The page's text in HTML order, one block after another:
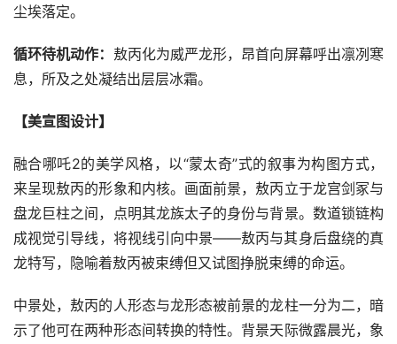
尘埃落定。
循环待机动作： 敖丙化为威严龙形，昂首向屏幕呼出凛冽寒
息，所及之处凝结出层层冰霜。
【美宣图设计】
融合哪吒2的美学风格，以“蒙太奇”式的叙事为构图方式，
来呈现敖丙的形象和内核。画面前景，敖丙立于龙宫剑冢与
盘龙巨柱之间，点明其龙族太子的身份与背景。数道锁链构
成视觉引导线，将视线引向中景——敖丙与其身后盘绕的真
龙特写，隐喻着敖丙被束缚但又试图挣脱束缚的命运。
中景处，敖丙的人形态与龙形态被前景的龙柱一分为二，暗
示了他可在两种形态间转换的特性。背景天际微露晨光，象